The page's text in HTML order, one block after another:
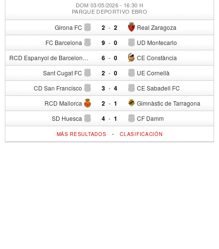
DOM 03/05/2026 - 16:30 H
PARQUE DEPORTIVO EBRO
Girona FC 2 - Real Zaragoza
2
FC Barcelona 9 - UD Montecarlo
0
RCD Espanyol de Barcelona 6 - CE Constància
0
Sant Cugat FC 2 - UE Cornellà
0
CD San Francisco 3 - CE Sabadell FC
4
RCD Mallorca 2 - Gimnàstic de Tarragona
1
SD Huesca 4 - CF Damm
1
MÁS RESULTADOS -CLASIFICACIÓN